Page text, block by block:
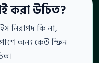
করা উচিত?
নিরাপদ কি না,
অন্য কেউ স্ক্রিন